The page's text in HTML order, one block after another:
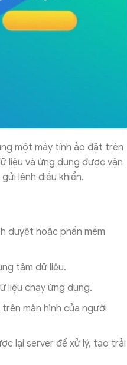
một máy tính ảo đặt trên
liệu và ứng dụng được vận
lệnh điều khiển.
duyệt hoặc phần mềm
tâm dữ liệu.
liệu chạy ứng dụng.
màn hình của người
lại server để xử lý, tạo trải